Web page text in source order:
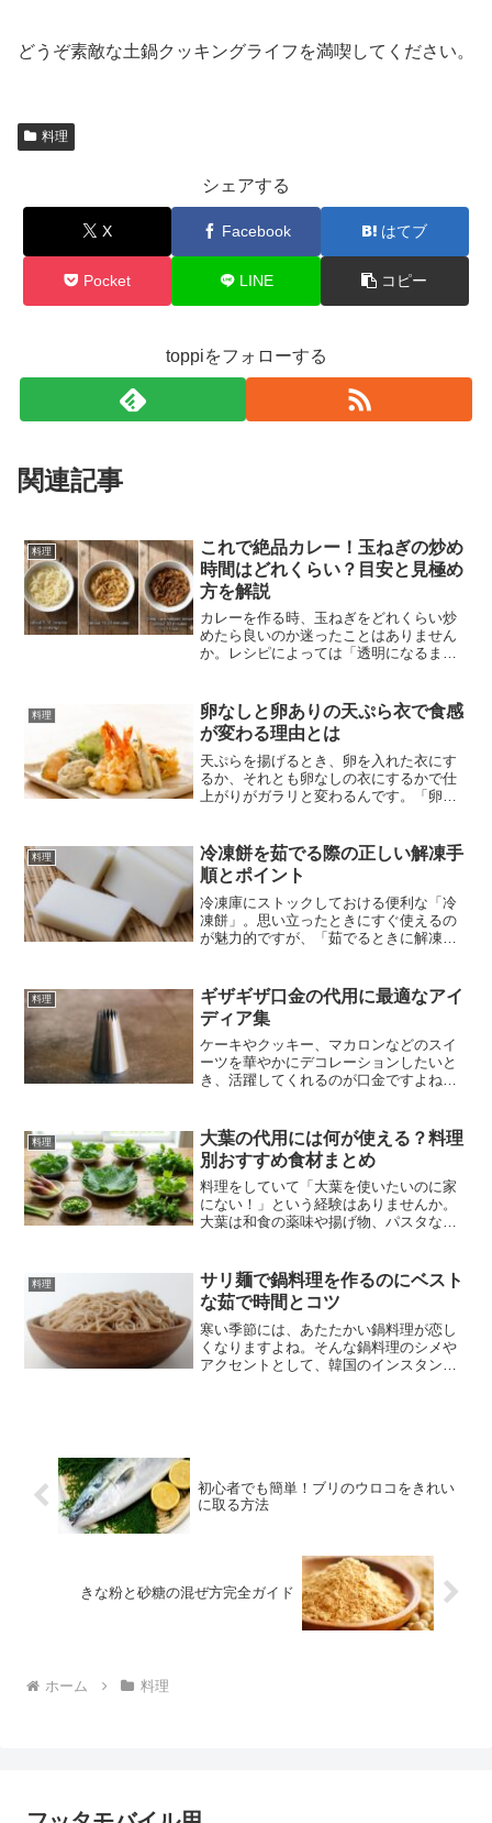
どうぞ素敵な土鍋クッキングライフを満喫してください。
料理
シェアする
X Facebook はてブ
Pocket LINE コピー
toppiをフォローする
関連記事
料理
これで絶品カレー！玉ねぎの炒め
時間はどれくらい？目安と見極め
方を解説
カレーを作る時、玉ねぎをどれくらい炒
めたら良いのか迷ったことはありません
か。レシピによっては「透明になるま
りますよね。炒め時間によって、カレー
の味わいは大きく変わってくる...
料理
卵なしと卵ありの天ぷら衣で食感
が変わる理由とは
天ぷらを揚げるとき、卵を入れた衣にす
るか、それとも卵なしの衣にするかで仕
上がりがガラリと変わるんです。「卵を
ッと仕上がるって本当？」など、疑問を
お持ちの方も多いのではな...
料理
冷凍餅を茹でる際の正しい解凍手
順とポイント
冷凍庫にストックしておける便利な「冷
凍餅」。思い立ったときにすぐ使えるの
が魅力的ですが、「茹でるときに解凍は
方も多いのではないでしょうか。そこで
今回は、冷凍餅を茹でると...
料理
ギザギザ口金の代用に最適なアイ
ディア集
ケーキやクッキー、マカロンなどのスイ
ーツを華やかにデコレーションしたいと
き、活躍してくれるのが口金ですよね。
のに重宝するアイテムなんです。ただ、
急に「ギザギザ口金が見当...
料理
大葉の代用には何が使える？料理
別おすすめ食材まとめ
料理をしていて「大葉を使いたいのに家
にない！」という経験はありませんか。
大葉は和食の薬味や揚げ物、パスタな
も、身近な食材で代用することができる
んです。この記事では、大葉の...
料理
サリ麺で鍋料理を作るのにベスト
な茹で時間とコツ
寒い季節には、あたたかい鍋料理が恋し
くなりますよね。そんな鍋料理のシメや
アクセントとして、韓国のインスタント
初心者でも簡単！ブリのウロコをきれい
に取る方法
きな粉と砂糖の混ぜ方完全ガイド
ホーム 料理